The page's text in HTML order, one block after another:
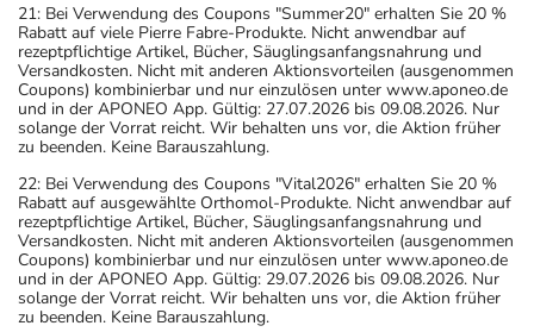
21: Bei Verwendung des Coupons "Summer20" erhalten Sie 20 %
Rabatt auf viele Pierre Fabre-Produkte. Nicht anwendbar auf
rezeptpflichtige Artikel, Bücher, Säuglingsanfangsnahrung und
Versandkosten. Nicht mit anderen Aktionsvorteilen (ausgenommen
Coupons) kombinierbar und nur einzulösen unter www.aponeo.de
und in der APONEO App. Gültig: 27.07.2026 bis 09.08.2026. Nur
solange der Vorrat reicht. Wir behalten uns vor, die Aktion früher
zu beenden. Keine Barauszahlung.
22: Bei Verwendung des Coupons "Vital2026" erhalten Sie 20 %
Rabatt auf ausgewählte Orthomol-Produkte. Nicht anwendbar auf
rezeptpflichtige Artikel, Bücher, Säuglingsanfangsnahrung und
Versandkosten. Nicht mit anderen Aktionsvorteilen (ausgenommen
Coupons) kombinierbar und nur einzulösen unter www.aponeo.de
und in der APONEO App. Gültig: 29.07.2026 bis 09.08.2026. Nur
solange der Vorrat reicht. Wir behalten uns vor, die Aktion früher
zu beenden. Keine Barauszahlung.